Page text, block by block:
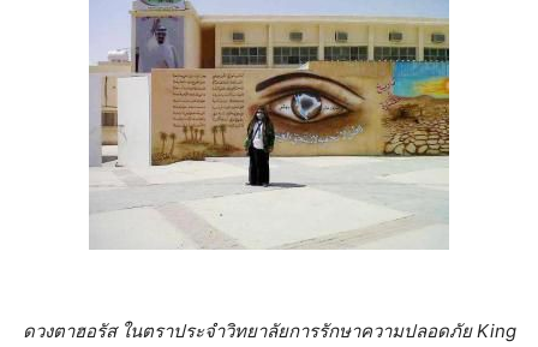
ดวงตาฮอรัส ในตราประจำวิทยาลัยการรักษาความปลอดภัย King